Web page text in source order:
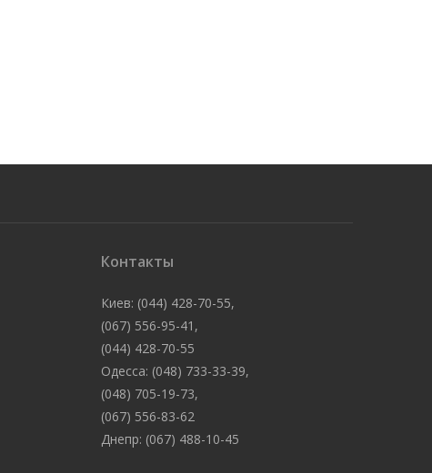
Контакты
Киев: (044) 428-70-55,
(067) 556-95-41,
(044) 428-70-55
Одесса: (048) 733-33-39,
(048) 705-19-73,
(067) 556-83-62
Днепр: (067) 488-10-45